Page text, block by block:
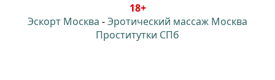
18+
Эскорт Москва -Эротический массаж Москва
Проститутки СПб